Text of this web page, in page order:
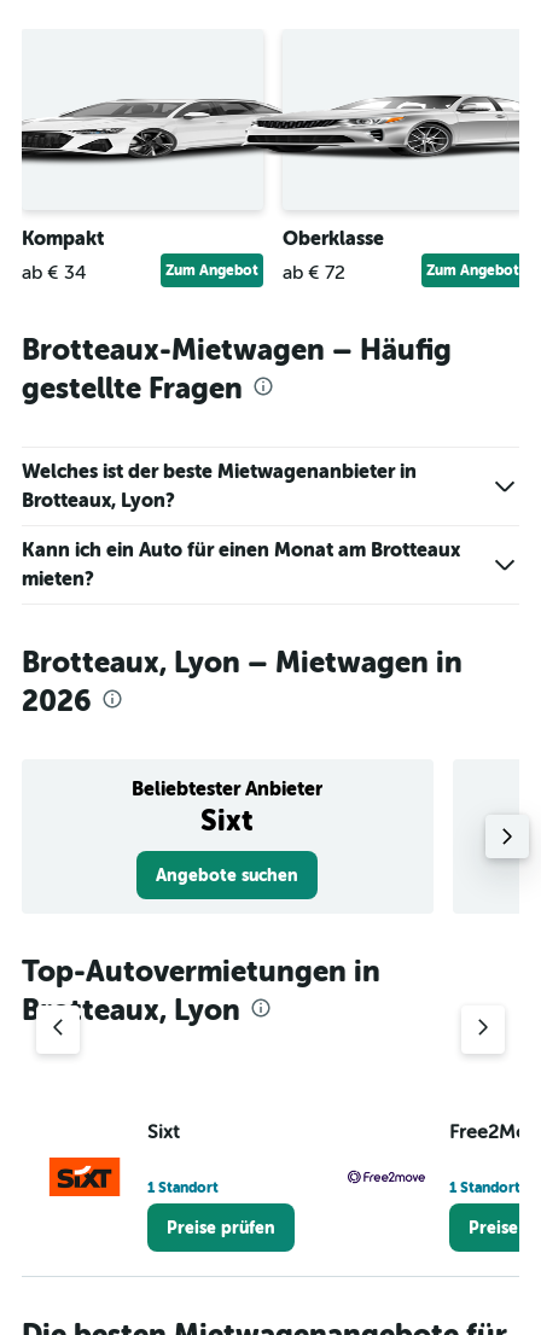
Kompakt
ab € 34 Zum Angebot
Oberklasse
ab € 72 Zum Angebot
Brotteaux-Mietwagen – Häufig
gestellte Fragen
Welches ist der beste Mietwagenanbieter in
Brotteaux, Lyon?
Kann ich ein Auto für einen Monat am Brotteaux
mieten?
Brotteaux, Lyon – Mietwagen in
2026
Beliebtester Anbieter
Sixt
Angebote suchen
Top-Autovermietungen in
Brotteaux, Lyon
Sixt
1 Standort
Preise prüfen
1 Standort
Preise